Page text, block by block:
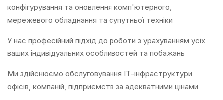
конфігурування та оновлення комп'ютерного,
мережевого обладнання та супутньої техніки
У нас професійний підхід до роботи з урахуванням усіх
ваших індивідуальних особливостей та побажань
Ми здійснюємо обслуговування ІТ-інфраструктури
офісів, компаній, підприємств за адекватними цінами